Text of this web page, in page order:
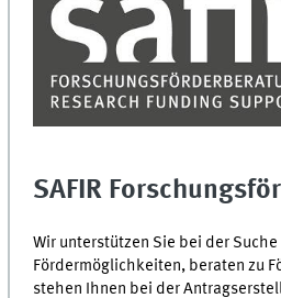
SAFIR
Wir unterstützen Sie bei der Suche
Fördermöglichkeiten, beraten zu
stehen Ihnen bei der